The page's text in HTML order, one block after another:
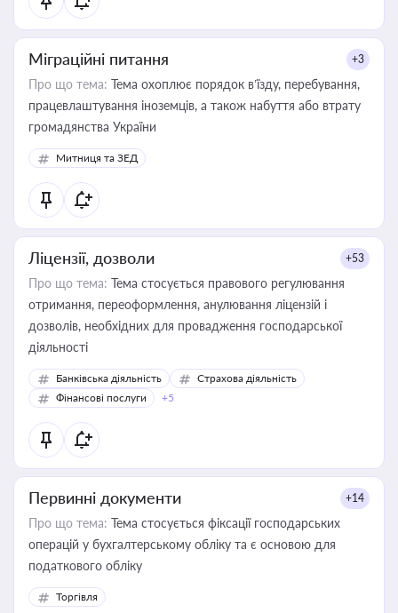
Міграційні питання +3
Про що тема: Тема охоплює порядок в’їзду, перебування,
працевлаштування іноземців, а також набуття або втрату
громадянства України
Митниця та ЗЕД
Ліцензії, дозволи +53
Про що тема: Тема стосується правового регулювання
отримання, переоформлення, анулювання ліцензій і
дозволів, необхідних для провадження господарської
діяльності
Банківська діяльність
Страхова діяльність
Фінансові послуги
+5
Первинні документи +14
Про що тема: Тема стосується фіксації господарських
операцій у бухгалтерському обліку та є основою для
податкового обліку
Торгівля